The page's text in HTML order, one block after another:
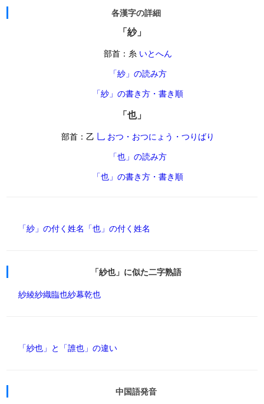
各漢字の詳細
「紗」
部首：糸 いとへん
「紗」の読み方
「紗」の書き方・書き順
「也」
部首：乙 乚 おつ・おつにょう・つりばり
「也」の読み方
「也」の書き方・書き順
「紗」の付く姓名 「也」の付く姓名
「紗也」に似た二字熟語
紗綾紗織臨也紗幕乾也
「紗也」と「誰也」の違い
中国語発音